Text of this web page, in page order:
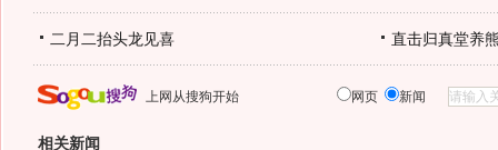
二月二抬头龙见喜 直击归真堂养
上网从搜狗开始 网页 新闻
相关新闻